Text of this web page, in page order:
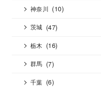
神奈川 (10)
茨城 (47)
栃木 (16)
群馬 (7)
千葉 (6)